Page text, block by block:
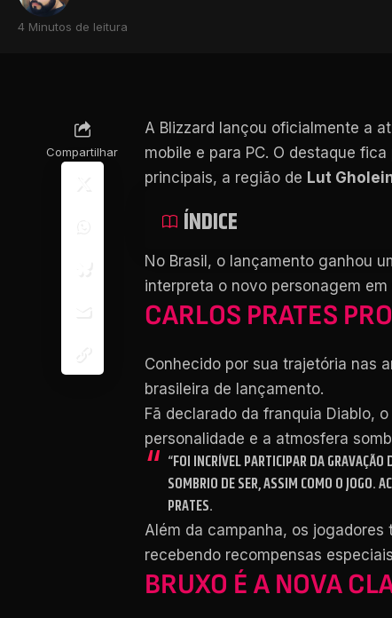
4 Minutos de leitura
Compartilhar
A Blizzard lançou oficialmente a
mobile e para PC. O destaque
principais, a região de Lut
ÍNDICE
No Brasil, o lançamento ganhou
interpreta o novo personagem
CARLOS PRATES
Conhecido por sua trajetória nas
brasileira de lançamento.
Fã declarado da franquia Diablo,
personalidade e a atmosfera
“FOI INCRÍVEL PARTICIPAR DA
SOMBRIO DE SER, ASSIM COMO O JOGO.
PRATES.
Além da campanha, os jogadores
recebendo recompensas
BRUXO É A NOVA